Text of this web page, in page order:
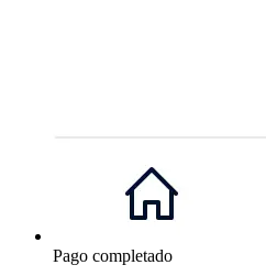
Pago completado